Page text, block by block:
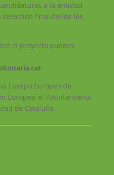
a la entidad
final del/de los
el proyecto puedes
Cuerpo Europeo de
Europea, el Ayuntamiento
de Cataluña.